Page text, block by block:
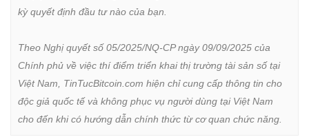
kỳ quyết định đầu tư nào của bạn.
Theo Nghị quyết số 05/2025/NQ-CP ngày 09/09/2025 của
Chính phủ về việc thí điểm triển khai thị trường tài sản số tại
Việt Nam, TinTucBitcoin.com hiện chỉ cung cấp thông tin cho
độc giả quốc tế và không phục vụ người dùng tại Việt Nam
cho đến khi có hướng dẫn chính thức từ cơ quan chức năng.